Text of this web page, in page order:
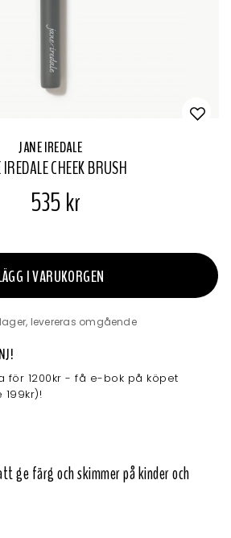
JANE IREDALE
CHEEK BRUSH
535 kr
I VARUKORGEN
lager, levereras omgående
för 1200kr - få e-bok på köpet
199kr)!
ge färg och skimmer på kinder och